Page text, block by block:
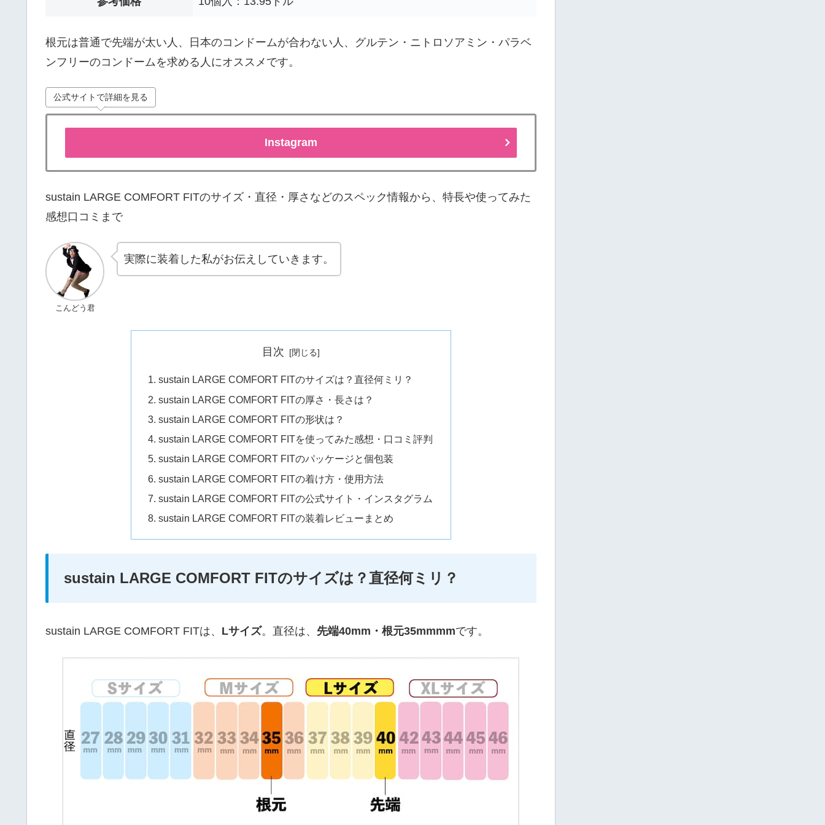
根元は普通で先端が太い人、日本のコンドームが合わない人、グルテン・ニトロソアミン・パラベ
ンフリーのコンドームを求める人にオススメです。
公式サイトで詳細を見る
Instagram
sustain LARGE COMFORT FITのサイズ・直径・厚さなどのスペック情報から、特長や使ってみた
感想口コミまで
こんどう君
実際に装着した私がお伝えしていきます。
目次
sustain LARGE COMFORT FITのサイズは？直径何ミリ？
sustain LARGE COMFORT FITの厚さ・長さは？
sustain LARGE COMFORT FITの形状は？
sustain LARGE COMFORT FITを使ってみた感想・口コミ評判
sustain LARGE COMFORT FITのパッケージと個包装
sustain LARGE COMFORT FITの着け方・使用方法
sustain LARGE COMFORT FITの公式サイト・インスタグラム
sustain LARGE COMFORT FITの装着レビューまとめ
sustain LARGE COMFORT FITのサイズは？直径何ミリ？
sustain LARGE COMFORT FITは、 Lサイズ。直径は、 先端40mm・根元35mmmmです。